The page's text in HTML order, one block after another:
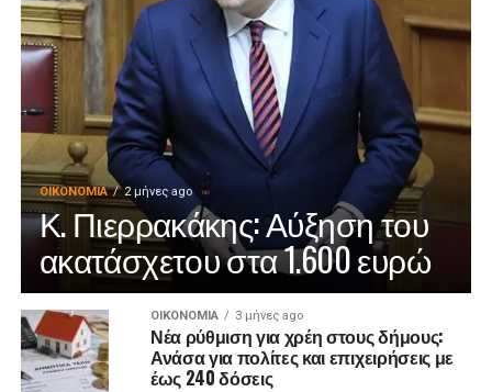
ΟΙΚΟΝΟΜΊΑ 2 μήνες ago
Κ. Πιερρακάκης: Αύξηση του
ακατάσχετου στα 1.600 ευρώ
ΟΙΚΟΝΟΜΊΑ 3 μήνες ago
Νέα ρύθμιση για χρέη στους δήμους:
Ανάσα για πολίτες και επιχειρήσεις με
έως 240 δόσεις